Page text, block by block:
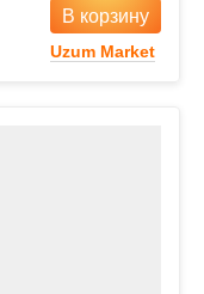
В корзину
Uzum Market